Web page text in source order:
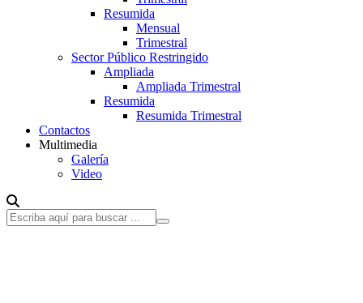
Resumida
Mensual
Trimestral
Sector Público Restringido
Ampliada
Ampliada Trimestral
Resumida
Resumida Trimestral
Contactos
Multimedia
Galería
Video